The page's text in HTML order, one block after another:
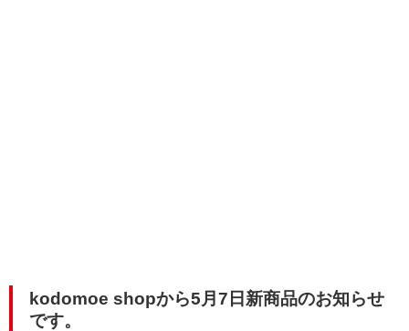
kodomoe shopから5月7日新商品のお知らせ
です。